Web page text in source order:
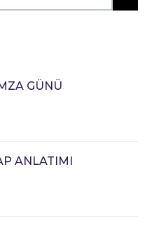
GÜNÜ
ANLATIMI